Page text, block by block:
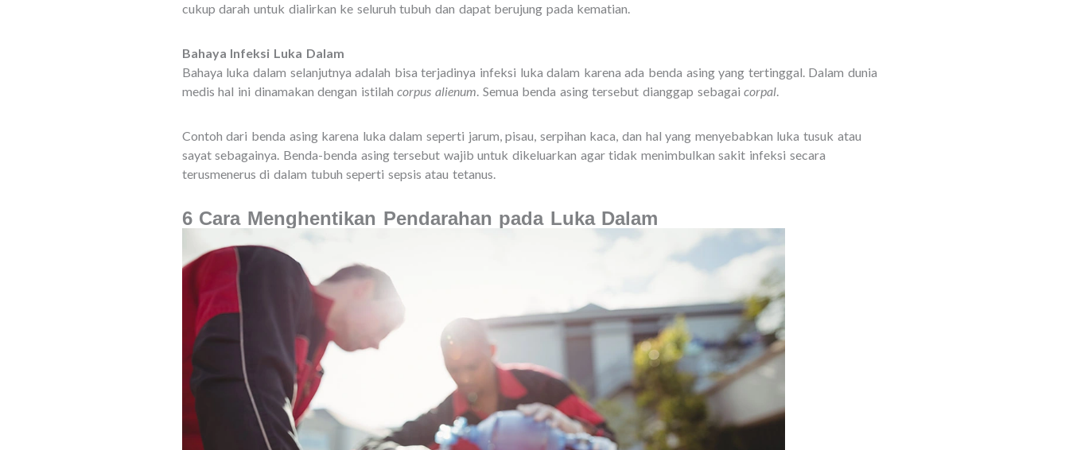
cukup darah untuk dialirkan ke seluruh tubuh dan dapat berujung pada kematian.
Bahaya Infeksi Luka Dalam
Bahaya luka dalam selanjutnya adalah bisa terjadinya infeksi luka dalam karena ada benda asing yang tertinggal. Dalam dunia
medis hal ini dinamakan dengan istilahcorpus alienum. Semua benda asing tersebut dianggap sebagaicorpal.
Contoh dari benda asing karena luka dalam seperti jarum, pisau, serpihan kaca, dan hal yang menyebabkan luka tusuk atau
sayat sebagainya. Benda-benda asing tersebut wajib untuk dikeluarkan agar tidak menimbulkan sakit infeksi secara
terusmenerus di dalam tubuh seperti sepsis atau tetanus.
6 Cara Menghentikan Pendarahan pada Luka Dalam